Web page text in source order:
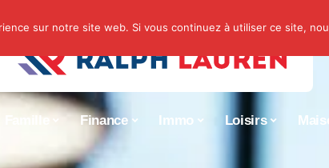
Famille Finance Immo Loisirs
sur notre site web. Si vous continuez à utiliser ce site,